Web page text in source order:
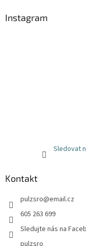
Instagram
Sledovat
Kontakt
pulzsro@email.cz
605 263 699
Sledujte nás na